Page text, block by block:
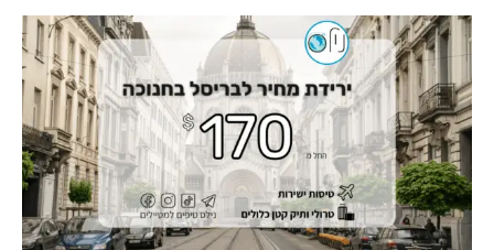
ירידת
מחיר
לבריסל
–
טיסות
לבירת
בלגיה
החל
מ-170$